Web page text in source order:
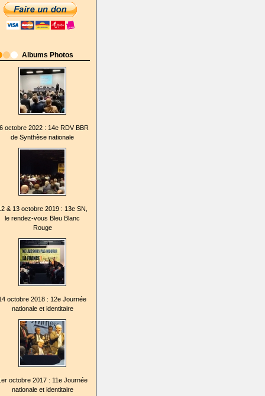
Albums Photos
octobre 2022 : 14e RDV BBR
de Synthèse nationale
& 13 octobre 2019 : 13e SN,
le rendez-vous Bleu Blanc
Rouge
octobre 2018 : 12e Journée
nationale et identitaire
octobre 2017 : 11e Journée
nationale et identitaire